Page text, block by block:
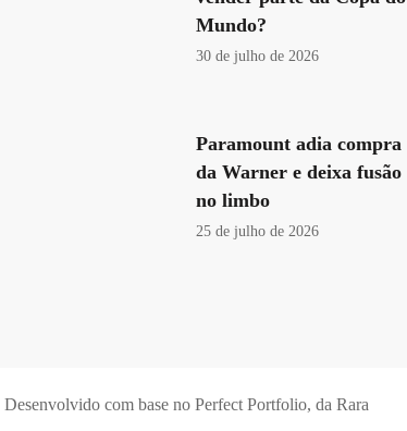
Mundo?
30 de julho de 2026
Paramount adia compra
da Warner e deixa fusão
no limbo
25 de julho de 2026
Desenvolvido com base no Perfect Portfolio, da Rara